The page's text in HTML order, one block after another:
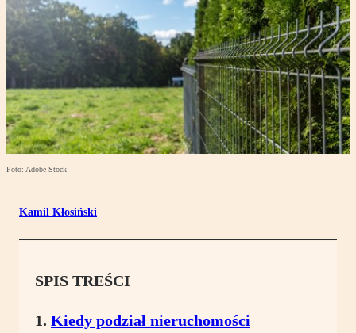
Foto: Adobe Stock
Kamil Kłosiński
SPIS TREŚCI
Kiedy podział nieruchomości